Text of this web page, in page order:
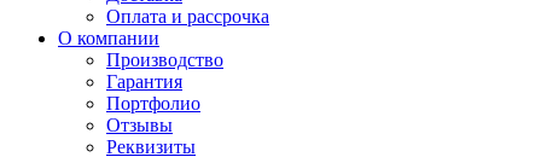
Оплата и рассрочка
О компании
Производство
Гарантия
Портфолио
Отзывы
Реквизиты